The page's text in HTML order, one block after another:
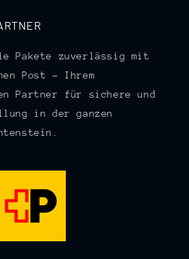
Pakete zuverlässig mit
Post – Ihrem
Partner für sichere und
in der ganzen